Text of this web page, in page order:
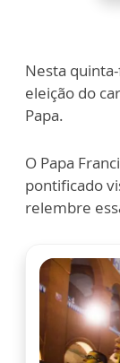
Nesta
eleição do
Papa.
O Papa
pontificado
relembre